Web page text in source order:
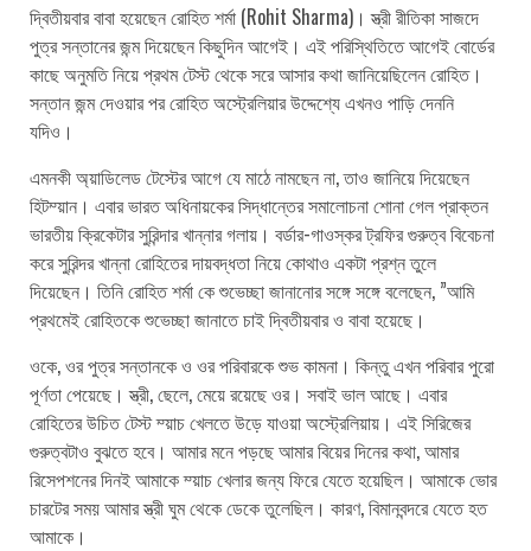
দ্বিতীয়বার বাবা হয়েছেন রোহিত শর্মা (Rohit Sharma)। স্ত্রী রীতিকা সাজদে
পুত্র সন্তানের জন্ম দিয়েছেন কিছুদিন আগেই। এই পরিস্থিতিতে আগেই বোর্ডের
কাছে অনুমতি নিয়ে প্রথম টেস্ট থেকে সরে আসার কথা জানিয়েছিলেন রোহিত।
সন্তান জন্ম দেওয়ার পর রোহিত অস্ট্রেলিয়ার উদ্দেশ্যে এখনও পাড়ি দেননি
যদিও।
এমনকী অ্য়াডিলেড টেস্টের আগে যে মাঠে নামছেন না, তাও জানিয়ে দিয়েছেন
হিটম্য়ান। এবার ভারত অধিনায়কের সিদ্ধান্তের সমালোচনা শোনা গেল প্রাক্তন
ভারতীয় ক্রিকেটার সুরিন্দার খান্নার গলায়। বর্ডার-গাওস্কর ট্রফির গুরুত্ব বিবেচনা
করে সুরিন্দর খান্না রোহিতের দায়বদ্ধতা নিয়ে কোথাও একটা প্রশ্ন তুলে
দিয়েছেন। তিনি রোহিত শর্মা কে শুভেচ্ছা জানানোর সঙ্গে সঙ্গে বলেছেন, ”আমি
প্রথমেই রোহিতকে শুভেচ্ছা জানাতে চাই দ্বিতীয়বার ও বাবা হয়েছে।
ওকে, ওর পুত্র সন্তানকে ও ওর পরিবারকে শুভ কামনা। কিন্তু এখন পরিবার পুরো
পূর্ণতা পেয়েছে। স্ত্রী, ছেলে, মেয়ে রয়েছে ওর। সবাই ভাল আছে। এবার
রোহিতের উচিত টেস্ট ম্য়াচ খেলতে উড়ে যাওয়া অস্ট্রেলিয়ায়। এই সিরিজের
গুরুত্বটাও বুঝতে হবে। আমার মনে পড়ছে আমার বিয়ের দিনের কথা, আমার
রিসেপশনের দিনই আমাকে ম্য়াচ খেলার জন্য ফিরে যেতে হয়েছিল। আমাকে ভোর
চারটের সময় আমার স্ত্রী ঘুম থেকে ডেকে তুলেছিল। কারণ, বিমানবন্দরে যেতে হত
আমাকে।